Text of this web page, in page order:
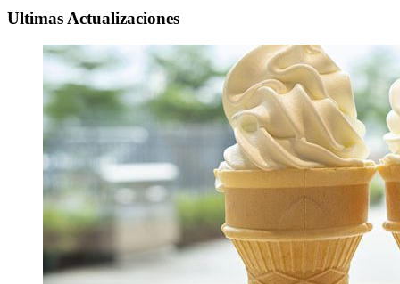
Ultimas Actualizaciones